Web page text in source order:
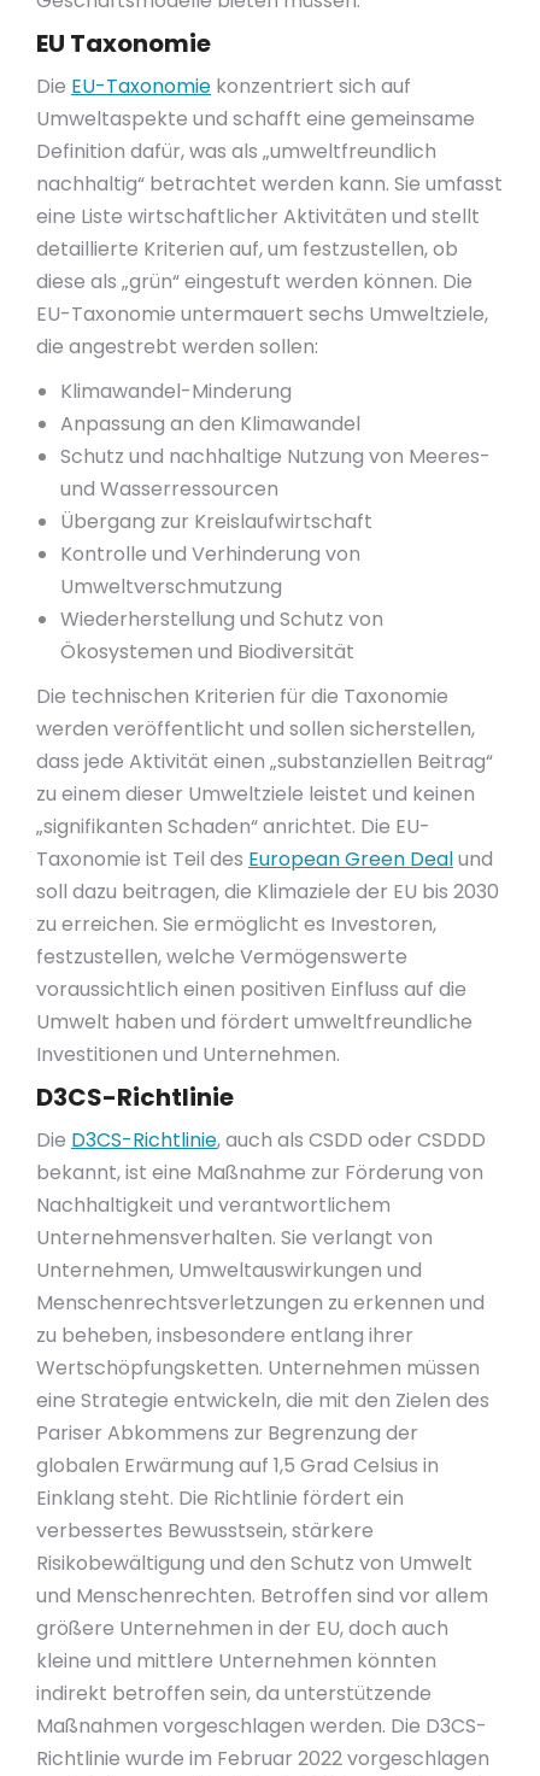
EU Taxonomie
Die EU-Taxonomie konzentriert sich auf
Umweltaspekte und schafft eine gemeinsame
Definition dafür, was als „umweltfreundlich
nachhaltig“ betrachtet werden kann. Sie umfasst
eine Liste wirtschaftlicher Aktivitäten und stellt
detaillierte Kriterien auf, um festzustellen, ob
diese als „grün“ eingestuft werden können. Die
EU-Taxonomie untermauert sechs Umweltziele,
die angestrebt werden sollen:
Klimawandel-Minderung
Anpassung an den Klimawandel
Schutz und nachhaltige Nutzung von Meeres-
und Wasserressourcen
Übergang zur Kreislaufwirtschaft
Kontrolle und Verhinderung von
Umweltverschmutzung
Wiederherstellung und Schutz von
Ökosystemen und Biodiversität
Die technischen Kriterien für die Taxonomie
werden veröffentlicht und sollen sicherstellen,
dass jede Aktivität einen „substanziellen Beitrag“
zu einem dieser Umweltziele leistet und keinen
„signifikanten Schaden“ anrichtet. Die EU-
Taxonomie ist Teil des European Green Dealund
soll dazu beitragen, die Klimaziele der EU bis 2030
zu erreichen. Sie ermöglicht es Investoren,
festzustellen, welche Vermögenswerte
voraussichtlich einen positiven Einfluss auf die
Umwelt haben und fördert umweltfreundliche
Investitionen und Unternehmen.
D3CS-Richtlinie
Die D3CS-Richtlinie, auch als CSDD oder CSDDD
bekannt, ist eine Maßnahme zur Förderung von
Nachhaltigkeit und verantwortlichem
Unternehmensverhalten. Sie verlangt von
Unternehmen, Umweltauswirkungen und
Menschenrechtsverletzungen zu erkennen und
zu beheben, insbesondere entlang ihrer
Wertschöpfungsketten. Unternehmen müssen
eine Strategie entwickeln, die mit den Zielen des
Pariser Abkommens zur Begrenzung der
globalen Erwärmung auf 1,5 Grad Celsius in
Einklang steht. Die Richtlinie fördert ein
verbessertes Bewusstsein, stärkere
Risikobewältigung und den Schutz von Umwelt
und Menschenrechten. Betroffen sind vor allem
größere Unternehmen in der EU, doch auch
kleine und mittlere Unternehmen könnten
indirekt betroffen sein, da unterstützende
Maßnahmen vorgeschlagen werden. Die D3CS-
Richtlinie wurde im Februar 2022 vorgeschlagen